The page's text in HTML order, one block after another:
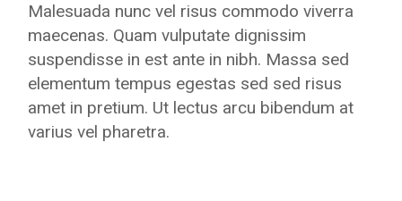
Malesuada nunc vel risus commodo viverra
maecenas. Quam vulputate dignissim
suspendisse in est ante in nibh. Massa sed
elementum tempus egestas sed sed risus
amet in pretium. Ut lectus arcu bibendum at
varius vel pharetra.